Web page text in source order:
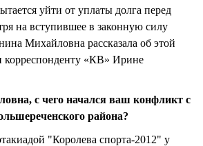
уйти от уплаты долга перед
на вступившее в законную силу
Михайловна рассказала об этой
корреспонденту «КВ» Ирине
с чего начался ваш конфликт с
района?
"Королева спорта-2012" у